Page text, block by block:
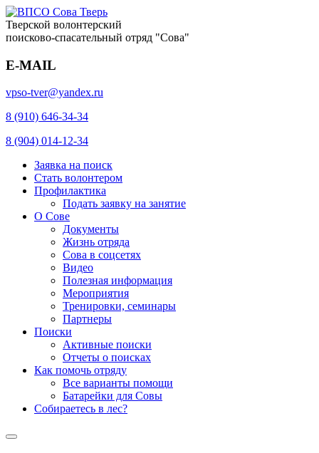
Тверской волонтерский
поисково-спасательный отряд "Сова"
E-MAIL
vpso-tver@yandex.ru
8 (910) 646-34-34
8 (904) 014-12-34
Заявка на поиск
Стать волонтером
Профилактика
Подать заявку на занятие
О Сове
Документы
Жизнь отряда
Сова в соцсетях
Видео
Полезная информация
Мероприятия
Тренировки, семинары
Партнеры
Поиски
Активные поиски
Отчеты о поисках
Как помочь отряду
Все варианты помощи
Батарейки для Совы
Собираетесь в лес?